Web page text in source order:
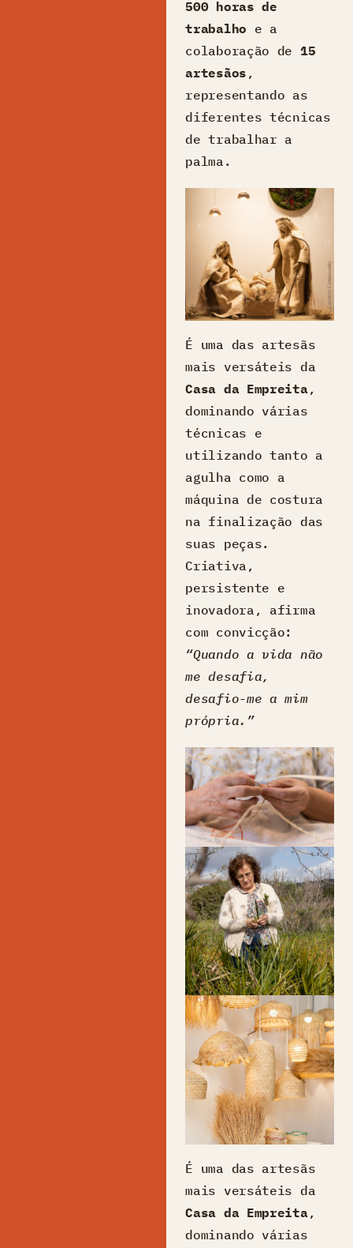
500 horas de
trabalho e a
colaboração de 15
artesãos ,
representando as
diferentes técnicas
de trabalhar a
palma.
É uma das artesãs
mais versáteis da
Casa da Empreita,
dominando várias
técnicas e
utilizando tanto a
agulha como a
máquina de costura
na finalização das
suas peças.
Criativa,
persistente e
inovadora, afirma
com convicção:
“Quando a vida não
me desafia,
desafio-me a mim
própria.”
É uma das artesãs
mais versáteis da
Casa da Empreita,
dominando várias